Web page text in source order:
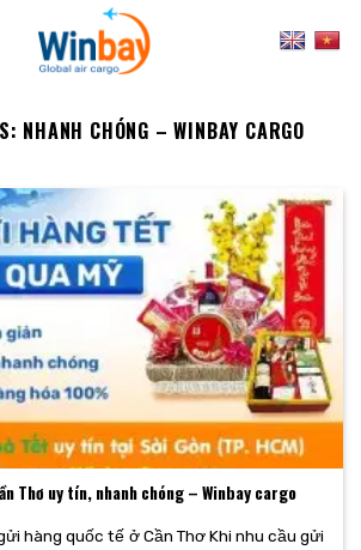
NHANH CHÓNG – WINBAY CARGO
Thơ uy tín, nhanh chóng – Winbay cargo
hàng quốc tế ở Cần Thơ Khi nhu cầu gửi